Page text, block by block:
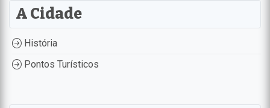
A Cidade
História
Pontos Turísticos